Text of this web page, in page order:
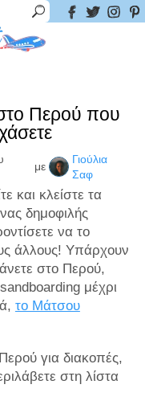
Περού που
με
Γιούλια
Σαφ
και κλείστε τα
δημοφιλής
να το
άλλους! Υπάρχουν
στο Περού,
μέχρι
το Μάτσου
για διακοπές,
στη λίστα